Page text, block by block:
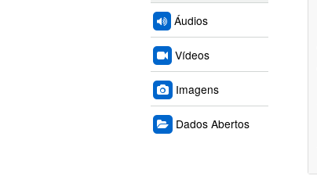
Áudios
Vídeos
Imagens
Dados Abertos